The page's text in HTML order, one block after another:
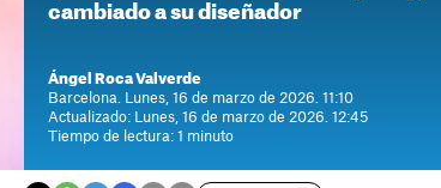
cambiado a su diseñador
Ángel Roca Valverde
Barcelona. Lunes, 16 de marzo de 2026. 11:10
Actualizado: Lunes, 16 de marzo de 2026. 12:45
Tiempo de lectura: 1 minuto